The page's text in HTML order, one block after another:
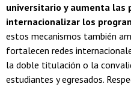
universitario y aumenta las
internacionalizar los
estos mecanismos también
fortalecen redes
la doble titulación o la
estudiantes y egresados.